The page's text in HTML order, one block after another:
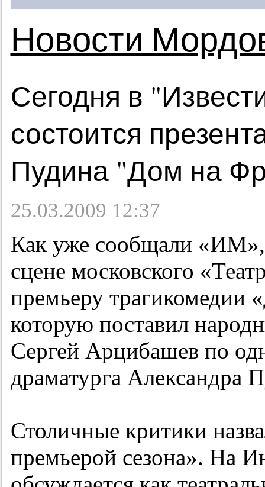
Новости
Сегодня в
состоится
Пудина "Дом на
25.03.2009 12:37
Как уже сообщали
сцене московского
премьеру трагикомедии
которую поставил
Сергей Арцибашев по
драматурга Александра
Столичные критики
премьерой сезона». На